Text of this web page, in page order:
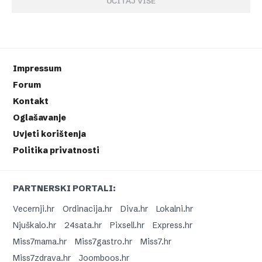
Impressum
Forum
Kontakt
Oglašavanje
Uvjeti korištenja
Politika privatnosti
PARTNERSKI PORTALI:
Vecernji.hr
Ordinacija.hr Diva.hr
Lokalni.hr
Njuškalo.hr
24sata.hr Pixsell.hr
Express.hr
Miss7mama.hr
Miss7gastro.hr
Miss7.hr
Miss7zdrava.hr
Joomboos.hr